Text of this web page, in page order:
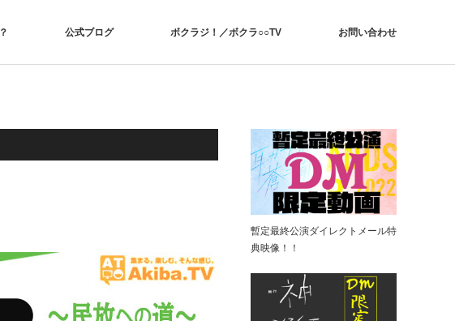
公式ブログ ボクラジ！／ボクラ○○TV お問い合わせ
暫定最終公演ダイレクトメール特
典映像！！